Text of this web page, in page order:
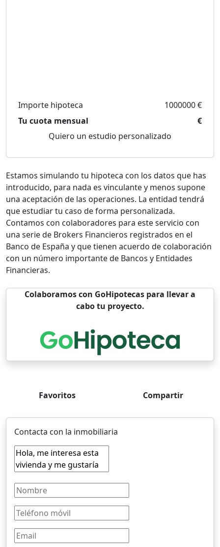
Importe hipoteca
1000000 €
Tu cuota mensual
€
Quiero un estudio personalizado
Estamos simulando tu hipoteca con los datos que has
introducido, para nada es vinculante y menos supone
una aceptación de las operaciones. La entidad tendrá
que estudiar tu caso de forma personalizada.
Contamos con colaboradores para este servicio con
una serie de Brokers Financieros registrados en el
Banco de España y que tienen acuerdo de colaboración
con un número importante de Bancos y Entidades
Financieras.
Colaboramos con GoHipotecas para llevar a
cabo tu proyecto.
Favoritos Compartir
Contacta con la inmobiliaria